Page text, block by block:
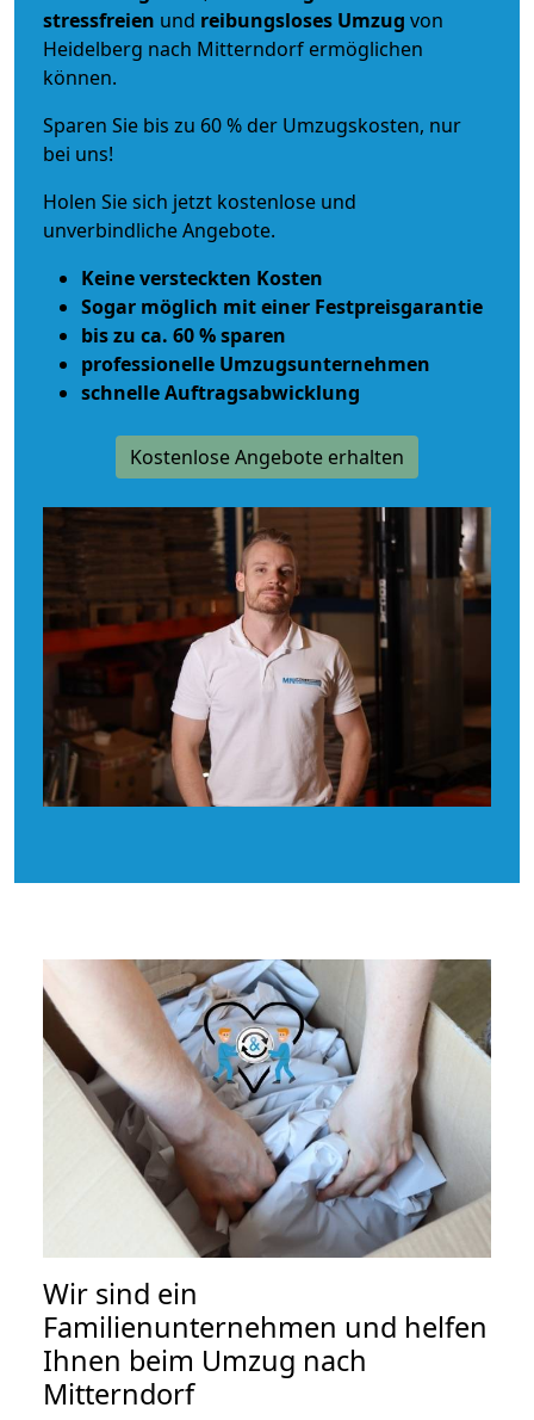
stressfreien und reibungsloses Umzug von
Heidelberg nach Mitterndorf ermöglichen
können.
Sparen Sie bis zu 60 % der Umzugskosten, nur
bei uns!
Holen Sie sich jetzt kostenlose und
unverbindliche Angebote.
Keine versteckten Kosten
Sogar möglich mit einer Festpreisgarantie
bis zu ca. 60 % sparen
professionelle Umzugsunternehmen
schnelle Auftragsabwicklung
Kostenlose Angebote erhalten
Wir sind ein
Familienunternehmen und helfen
Ihnen beim Umzug nach
Mitterndorf